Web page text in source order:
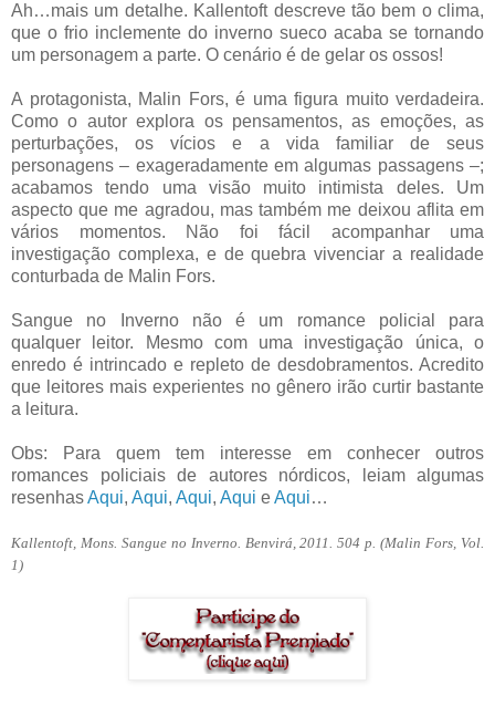
Ah…mais um detalhe. Kallentoft descreve tão bem o clima,
que o frio inclemente do inverno sueco acaba se tornando
um personagem a parte. O cenário é de gelar os ossos!
A protagonista, Malin Fors, é uma figura muito verdadeira.
Como o autor explora os pensamentos, as emoções, as
perturbações, os vícios e a vida familiar de seus
personagens – exageradamente em algumas passagens –;
acabamos tendo uma visão muito intimista deles. Um
aspecto que me agradou, mas também me deixou aflita em
vários momentos. Não foi fácil acompanhar uma
investigação complexa, e de quebra vivenciar a realidade
conturbada de Malin Fors.
Sangue no Inverno não é um romance policial para
qualquer leitor. Mesmo com uma investigação única, o
enredo é intrincado e repleto de desdobramentos. Acredito
que leitores mais experientes no gênero irão curtir bastante
a leitura.
Obs: Para quem tem interesse em conhecer outros
romances policiais de autores nórdicos, leiam algumas
resenhasAqui, Aqui, Aqui, Aqui eAqui…
Kallentoft, Mons. Sangue no Inverno. Benvirá, 2011. 504 p. (Malin Fors, Vol.
1)